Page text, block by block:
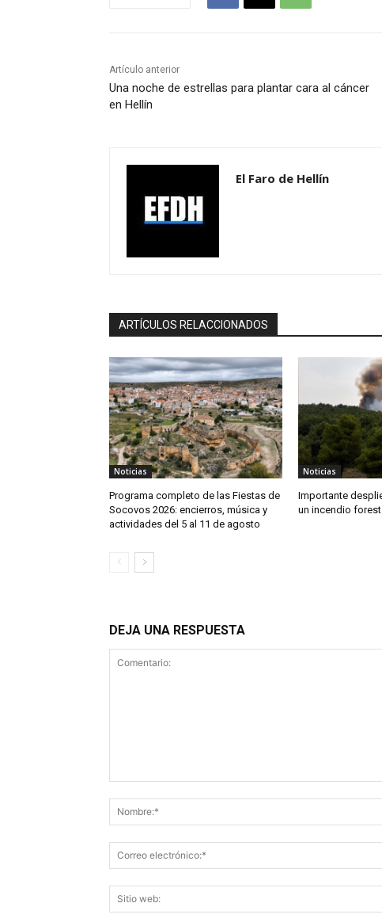
Artículo anterior
Una noche de estrellas para plantar cara al cáncer
en Hellín
El Faro de Hellín
ARTÍCULOS RELACCIONADOS
Noticias
Programa completo de las Fiestas de
Socovos 2026: encierros, música y
actividades del 5 al 11 de agosto
Noticias
Importante
un incendio
DEJA UNA RESPUESTA